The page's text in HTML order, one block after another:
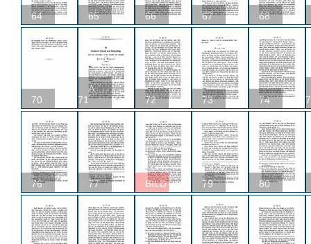
64 65 66 67 68
70
A
71
72 73 74
76 77 BILD 79 80